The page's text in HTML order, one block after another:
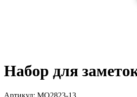
Набор для
Артикул: MO2823-13